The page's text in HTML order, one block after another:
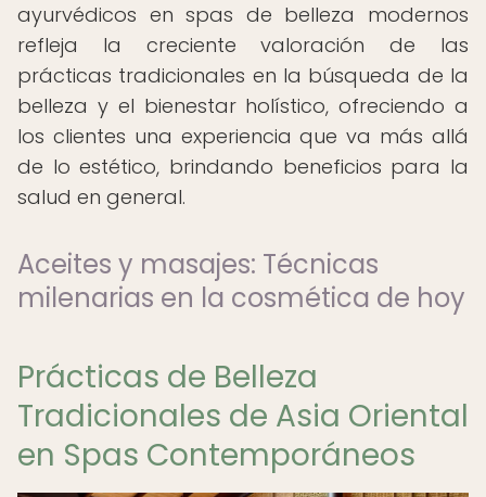
ayurvédicos en spas de belleza modernos
refleja la creciente valoración de las
prácticas tradicionales en la búsqueda de la
belleza y el bienestar holístico, ofreciendo a
los clientes una experiencia que va más allá
de lo estético, brindando beneficios para la
salud en general.
Aceites y masajes: Técnicas
milenarias en la cosmética de hoy
Prácticas de Belleza
Tradicionales de Asia Oriental
en Spas Contemporáneos